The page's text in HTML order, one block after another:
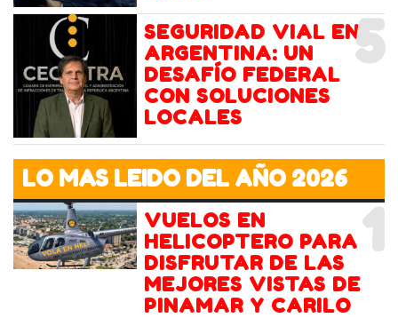
5
SEGURIDAD VIAL EN
ARGENTINA: UN
DESAFÍO FEDERAL
CON SOLUCIONES
LOCALES
LO MAS LEIDO DEL AÑO 2026
1
VUELOS EN
HELICOPTERO PARA
DISFRUTAR DE LAS
MEJORES VISTAS DE
PINAMAR Y CARILO